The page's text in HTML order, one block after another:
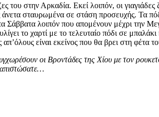
στην Αρκαδία. Εκεί λοιπόν, οι
σταυρωμένα σε στάση προσευχής. Τα
Σάββατα λοιπόν που απομένουν μέχρι την
το χαρτί με το τελευταίο πόδι σε
είναι εκείνος που θα βρει στη
οι Βροντάδες της Χίου με τον